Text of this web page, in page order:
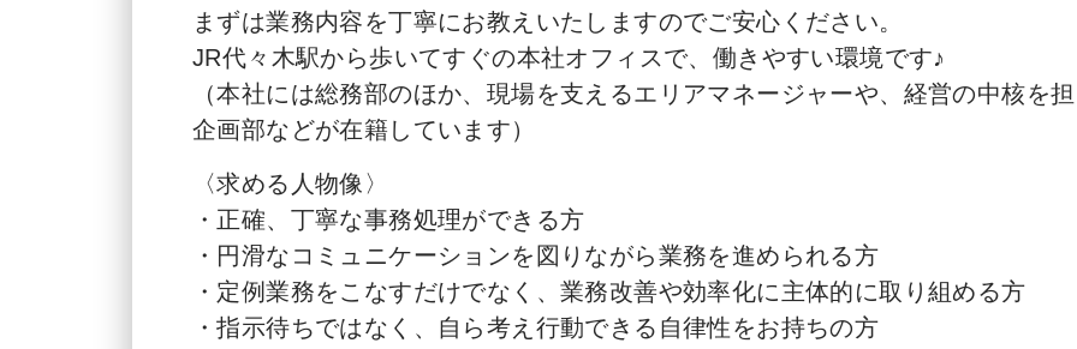
まずは業務内容を丁寧にお教えいたしますのでご安心ください。
JR代々木駅から歩いてすぐの本社オフィスで、働きやすい環境です♪
（本社には総務部のほか、現場を支えるエリアマネージャーや、経営の中核を
企画部などが在籍しています）
〈求める人物像〉
・正確、丁寧な事務処理ができる方
・円滑なコミュニケーションを図りながら業務を進められる方
・定例業務をこなすだけでなく、業務改善や効率化に主体的に取り組める方
・指示待ちではなく、自ら考え行動できる自律性をお持ちの方